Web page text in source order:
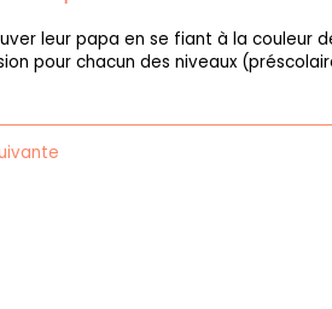
leur papa en se fiant à la couleur
pour chacun des niveaux